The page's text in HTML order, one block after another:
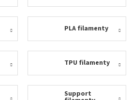
PLA filamenty
TPU filamenty
Support